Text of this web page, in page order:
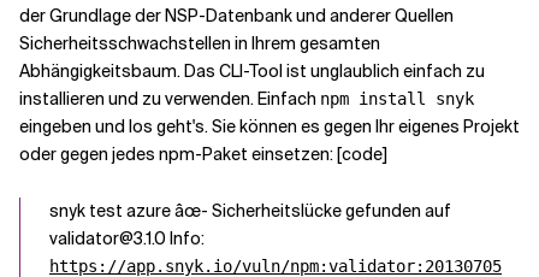
der Grundlage der NSP-Datenbank und anderer Quellen
Sicherheitsschwachstellen in Ihrem gesamten
Abhängigkeitsbaum. Das CLI-Tool ist unglaublich einfach zu
installieren und zu verwenden. Einfach npm install snyk
eingeben und los geht's. Sie können es gegen Ihr eigenes Projekt
oder gegen jedes npm-Paket einsetzen: [code]
snyk test azure âœ- Sicherheitslücke gefunden auf
validator@3.1.0 Info:
https://app.snyk.io/vuln/npm:validator:20130705